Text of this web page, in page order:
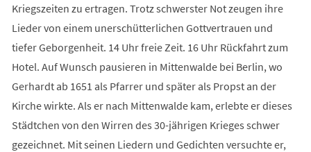
Kriegszeiten zu ertragen. Trotz schwerster Not zeugen ihre
Lieder von einem unerschütterlichen Gottvertrauen und
tiefer Geborgenheit. 14 Uhr freie Zeit. 16 Uhr Rückfahrt zum
Hotel. Auf Wunsch pausieren in Mittenwalde bei Berlin, wo
Gerhardt ab 1651 als Pfarrer und später als Propst an der
Kirche wirkte. Als er nach Mittenwalde kam, erlebte er dieses
Städtchen von den Wirren des 30-jährigen Krieges schwer
gezeichnet. Mit seinen Liedern und Gedichten versuchte er,